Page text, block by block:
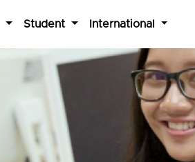
Student International